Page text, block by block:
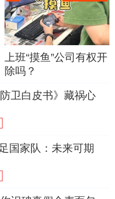
上班“摸鱼”公司有权开
除吗？
卫白皮书》藏祸心
国家队：未来可期